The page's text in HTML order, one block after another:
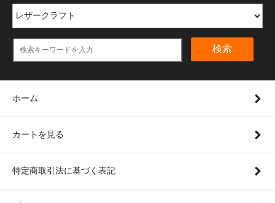
検索
ホーム
カートを見る
特定商取引法に基づく表記